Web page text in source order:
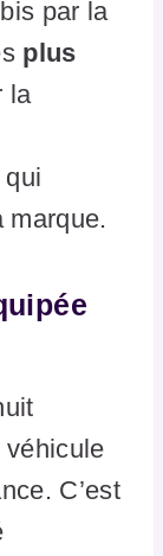
par la
plus
la
marque.
véhicule
C’est